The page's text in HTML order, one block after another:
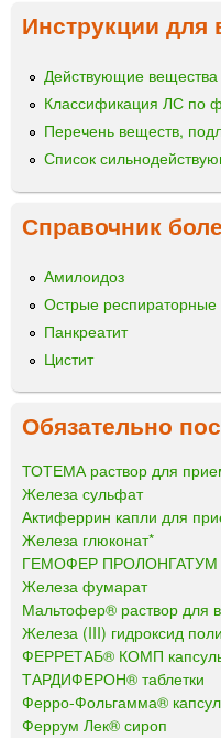
Инструкции для
Действующие вещества
Классификация ЛС по
Перечень веществ,
Список
Справочник
Амилоидоз
Острые
Панкреатит
Цистит
Обязательно
ТОТЕМА раствор для
Железа сульфат
Актиферрин капли для
Железа глюконат*
ГЕМОФЕР ПРОЛОНГАТУМ
Железа фумарат
Мальтофер® раствор для
Железа (III) гидроксид
ФЕРРЕТАБ® КОМП капсулы
ТАРДИФЕРОН® таблетки
Ферро-Фольгамма®
Феррум Лек® сироп